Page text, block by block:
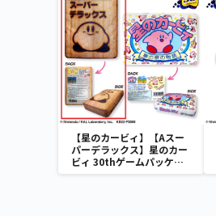
【星のカービィ】【Aスー
パーデラックス】星のカー
ビィ 30thゲームパッケー
ジクッション